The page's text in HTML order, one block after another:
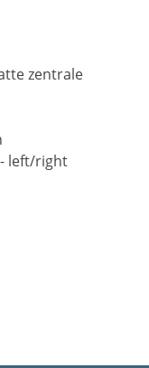
zentrale
left/right